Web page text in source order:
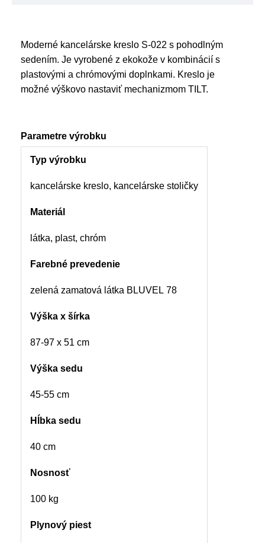
Moderné kancelárske kreslo S-022 s pohodlným
sedením. Je vyrobené z ekokože v kombinácií s
plastovými a chrómovými doplnkami. Kreslo je
možné výškovo nastaviť mechanizmom TILT.
Parametre výrobku
Typ výrobku
kancelárske kreslo, kancelárske stoličky
Materiál
látka, plast, chróm
Farebné prevedenie
zelená zamatová látka BLUVEL 78
Výška x šírka
87-97 x 51 cm
Výška sedu
45-55 cm
Hĺbka sedu
40 cm
Nosnosť
100 kg
Plynový piest